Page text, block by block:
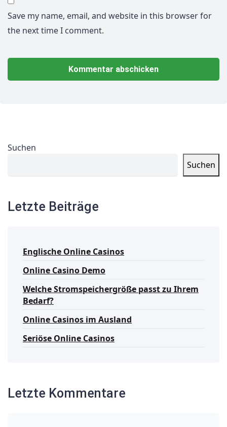
Save my name, email, and website in this browser for
the next time I comment.
Suchen
Suchen
Letzte Beiträge
Englische Online Casinos
Online Casino Demo
Welche Stromspeichergröße passt zu Ihrem
Bedarf?
Online Casinos im Ausland
Seriöse Online Casinos
Letzte Kommentare